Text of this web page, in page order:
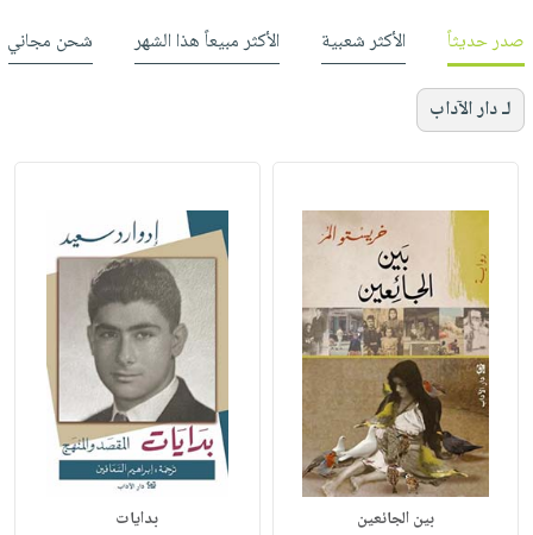
صدر حديثاً الأكثر شعبية الأكثر مبيعاً هذا الشهر شحن مجاني
لـ دار الآداب
بين الجائعين بدايات